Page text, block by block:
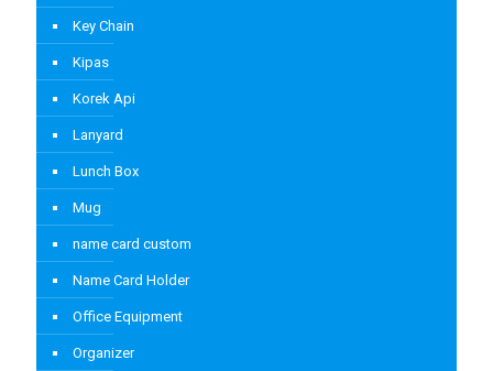
Key Chain
Kipas
Korek Api
Lanyard
Lunch Box
Mug
name card custom
Name Card Holder
Office Equipment
Organizer